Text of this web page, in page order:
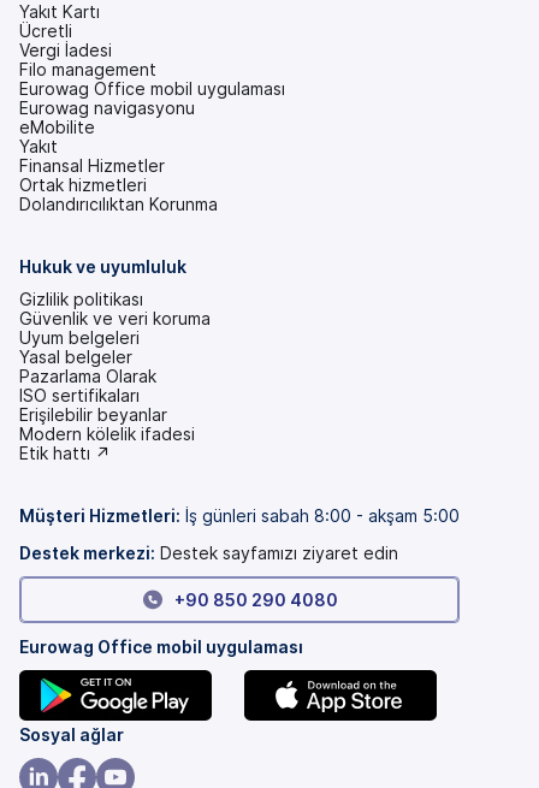
Yakıt Kartı
Ücretli
Vergi İadesi
Filo management
Eurowag Office mobil uygulaması
Eurowag navigasyonu
eMobilite
Yakıt
Finansal Hizmetler
Ortak hizmetleri
Dolandırıcılıktan Korunma
Hukuk ve uyumluluk
Gizlilik politikası
Güvenlik ve veri koruma
Uyum belgeleri
Yasal belgeler
Pazarlama Olarak
ISO sertifikaları
Erişilebilir beyanlar
(yeni
bir
Modern kölelik ifadesi
(yeni
Etik hattı ↗
Müşteri Hizmetleri: İş günleri sabah 8:00 - akşam 5:00
Destek merkezi: Destek sayfamızı ziyaret edin
+90 850 290 4080
Eurowag Office mobil uygulaması
(yeni
bir
Sosyal ağlar